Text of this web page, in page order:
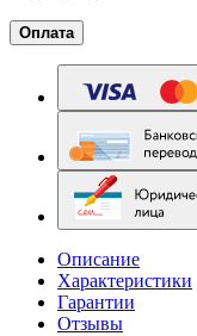
Оплата
Описание
Характеристики
Гарантии
Отзывы